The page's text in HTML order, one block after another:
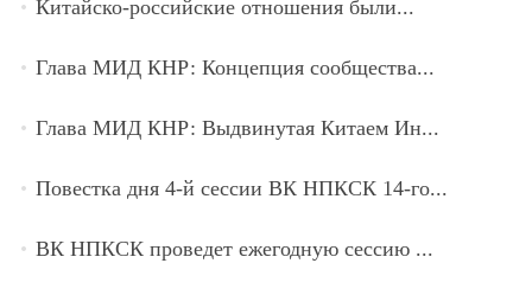
Китайско-российские отношения были...
Глава МИД КНР: Концепция сообщества...
Глава МИД КНР: Выдвинутая Китаем Ин...
Повестка дня 4-й сессии ВК НПКСК 14-го...
ВК НПКСК проведет ежегодную сессию ...